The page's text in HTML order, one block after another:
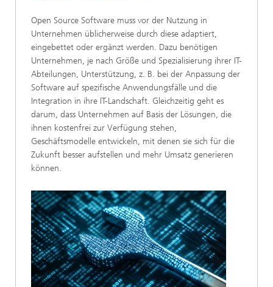
Open Source Software muss vor der Nutzung in
Unternehmen üblicherweise durch diese adaptiert,
eingebettet oder ergänzt werden. Dazu benötigen
Unternehmen, je nach Größe und Spezialisierung ihrer IT-
Abteilungen, Unterstützung, z. B. bei der Anpassung der
Software auf spezifische Anwendungsfälle und die
Integration in ihre IT-Landschaft. Gleichzeitig geht es
darum, dass Unternehmen auf Basis der Lösungen, die
ihnen kostenfrei zur Verfügung stehen,
Geschäftsmodelle entwickeln, mit denen sie sich für die
Zukunft besser aufstellen und mehr Umsatz generieren
können.